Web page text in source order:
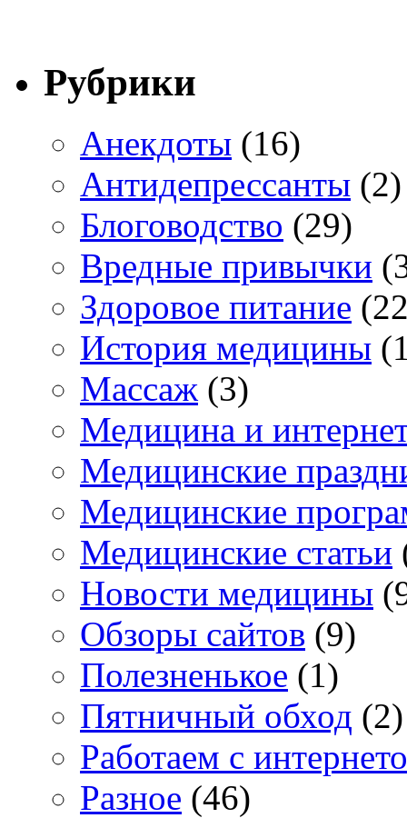
Рубрики
Анекдоты (16)
Антидепрессанты (2)
Блоговодство (29)
Вредные привычки
Здоровое питание
История медицины
Массаж (3)
Медицина и
Медицинские
Медицинские
Медицинские статьи
Новости медицины
Обзоры сайтов (9)
Полезненькое (1)
Пятничный обход (2)
Работаем с
Разное (46)